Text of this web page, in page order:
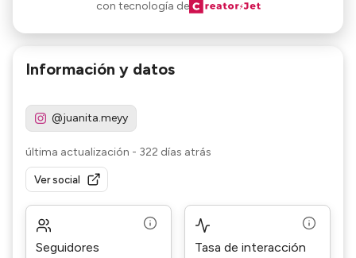
con tecnología de
Información y datos
@juanita.meyy
última actualización - 322 días atrás
Ver social
Seguidores
Tasa de interacción